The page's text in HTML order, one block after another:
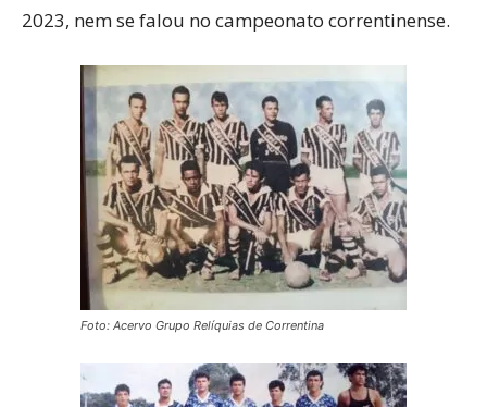
2023, nem se falou no campeonato correntinense.
Foto: Acervo Grupo Relíquias de Correntina